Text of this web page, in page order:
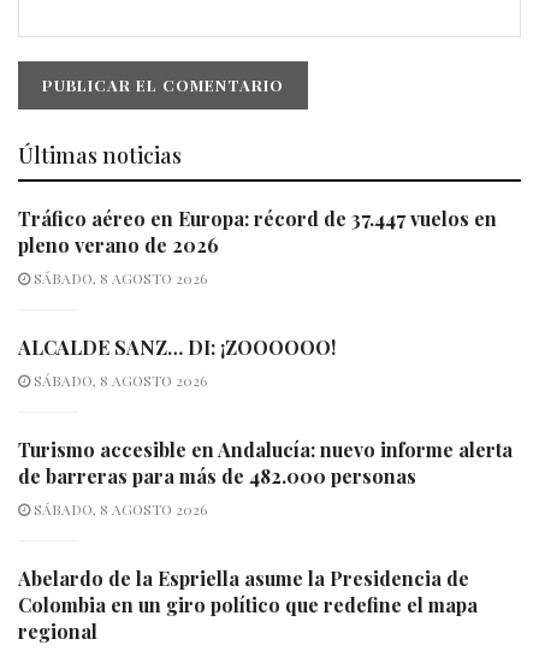
Últimas noticias
Tráfico aéreo en Europa: récord de 37.447 vuelos en
pleno verano de 2026
SÁBADO, 8 AGOSTO 2026
ALCALDE SANZ… DI: ¡ZOOOOOO!
SÁBADO, 8 AGOSTO 2026
Turismo accesible en Andalucía: nuevo informe alerta
de barreras para más de 482.000 personas
SÁBADO, 8 AGOSTO 2026
Abelardo de la Espriella asume la Presidencia de
Colombia en un giro político que redefine el mapa
regional